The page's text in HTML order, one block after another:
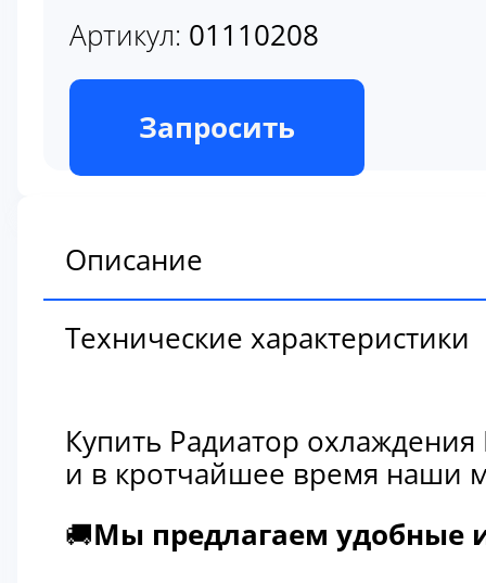
Артикул: 01110208
В наличии
Запросить
Описание
Технические характеристики
Купить Радиатор
и в кротчайшее время наши
🚚Мы предлагаем удобные